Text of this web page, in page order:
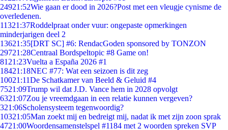
24921:52Wie gaan er dood in 2026?Post met een vleugje cynisme de
overledenen.
11321:37Roddelpraat onder vuur: ongepaste opmerkingen
minderjarigen deel 2
13621:35[DRT SC] #6: RendacGoden sponsored by TONZON
29721:28Centraal Bordspeltopic #8 Game on!
81 21:23Vuelta a España 2026 #1
18421:18NEC #77: Wat een seizoen is dit zeg
10021:11De Schatkamer van Beeld & Geluid #4
7521:09Trump wil dat J.D. Vance hem in 2028 opvolgt
6321:07Zou je vreemdgaan in een relatie kunnen vergeven?
321:06Scholensysteem tegenwoordig?
10321:05Man zoekt mij en bedreigt mij, nadat ik met zijn zoon sprak
4721:00Woordensamenstelspel #1184 met 2 woorden spreken SVP